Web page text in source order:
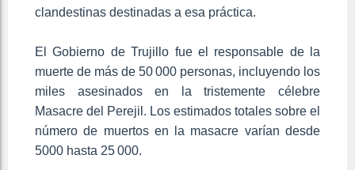
clandestinas destinadas a esa práctica.
El Gobierno de Trujillo fue el responsable de la
muerte de más de 50 000 personas, incluyendo los
miles asesinados en la tristemente célebre
Masacre del Perejil. Los estimados totales sobre el
número de muertos en la masacre varían desde
5000 hasta 25 000.